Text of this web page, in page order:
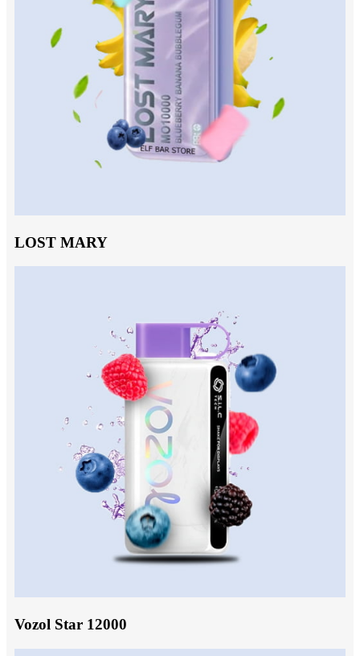
LOST MARY
Vozol Star 12000